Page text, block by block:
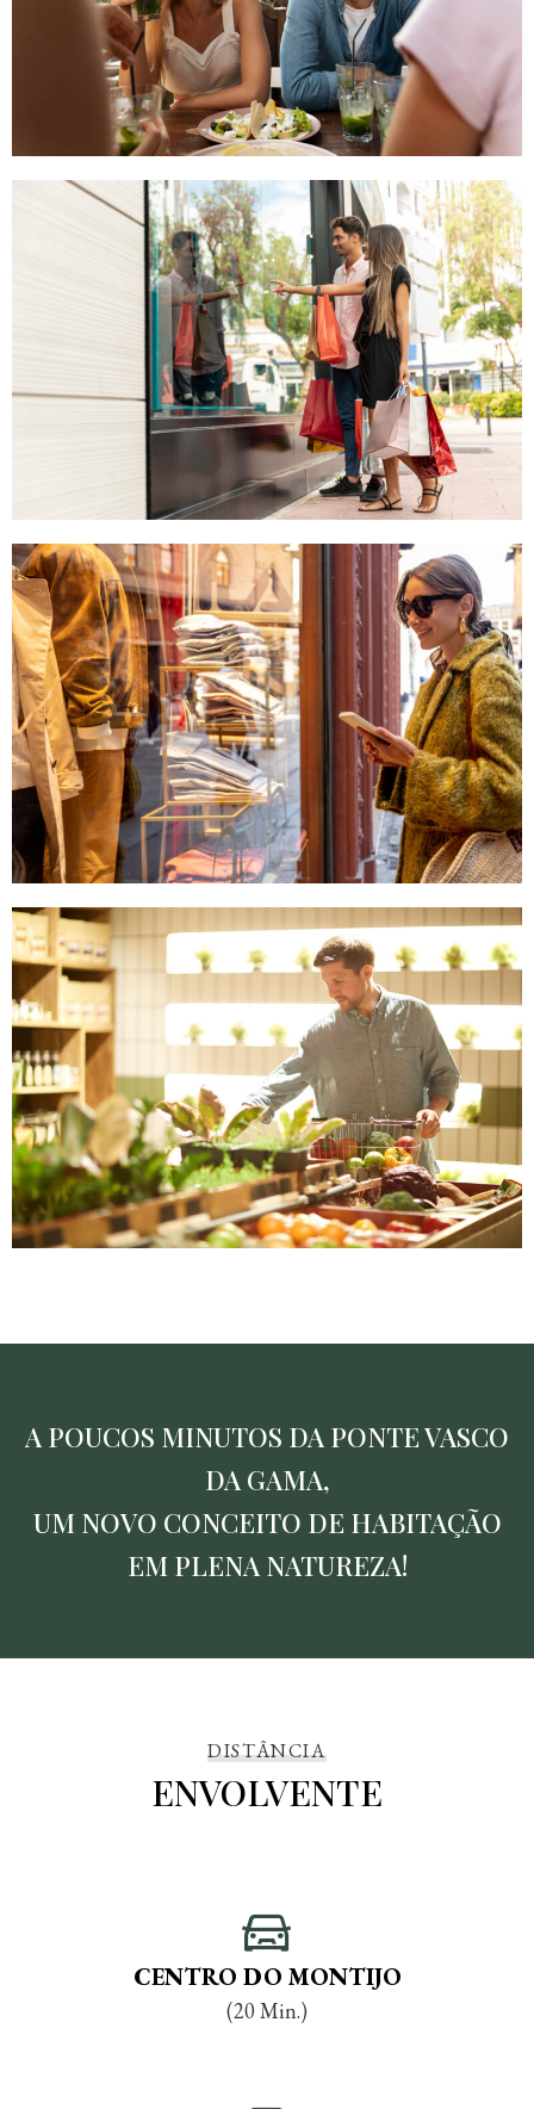
A POUCOS MINUTOS DA PONTE VASCO
DA GAMA,
UM NOVO CONCEITO DE HABITAÇÃO
EM PLENA NATUREZA!
DISTÂNCIA
ENVOLVENTE
CENTRO DO MONTIJO
(20 Min.)